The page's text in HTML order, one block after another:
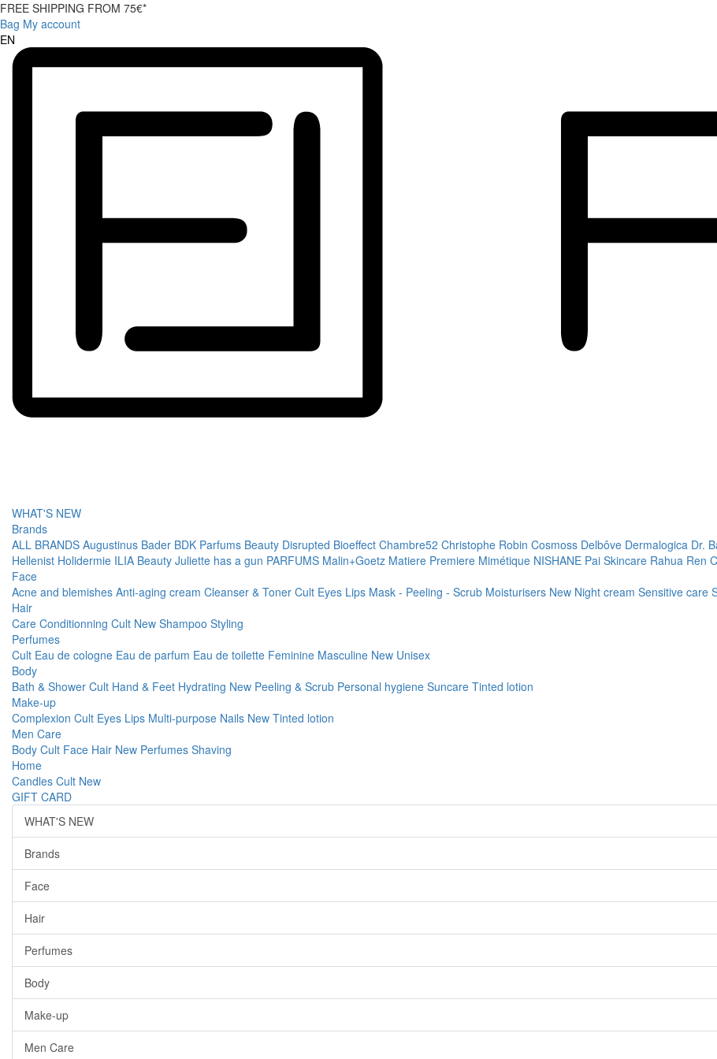
FREE SHIPPING FROM 75€*
Bag My account
EN
WHAT'S NEW
Brands
ALL BRANDS Augustinus Bader BDK Parfums Beauty Disrupted Bioeffect Chambre52 Christophe Robin Cosmoss Delbôve Dermalogica Dr.
Hellenist Holidermie ILIA Beauty Juliette has a gun PARFUMS Malin+Goetz Matiere Premiere Mimétique NISHANE Pai Skincare Rahua Ren
Face
Acne and blemishes Anti-aging cream Cleanser & Toner Cult Eyes Lips Mask - Peeling - Scrub Moisturisers New Night cream Sensitive care
Hair
Care Conditionning Cult New Shampoo Styling
Perfumes
Cult Eau de cologne Eau de parfum Eau de toilette Feminine Masculine New Unisex
Body
Bath & Shower Cult Hand & Feet Hydrating New Peeling & Scrub Personal hygiene Suncare Tinted lotion
Make-up
Complexion Cult Eyes Lips Multi-purpose Nails New Tinted lotion
Men Care
Body Cult Face Hair New Perfumes Shaving
Home
Candles Cult New
GIFT CARD
WHAT'S NEW
Brands
Face
Hair
Perfumes
Body
Make-up
Men Care